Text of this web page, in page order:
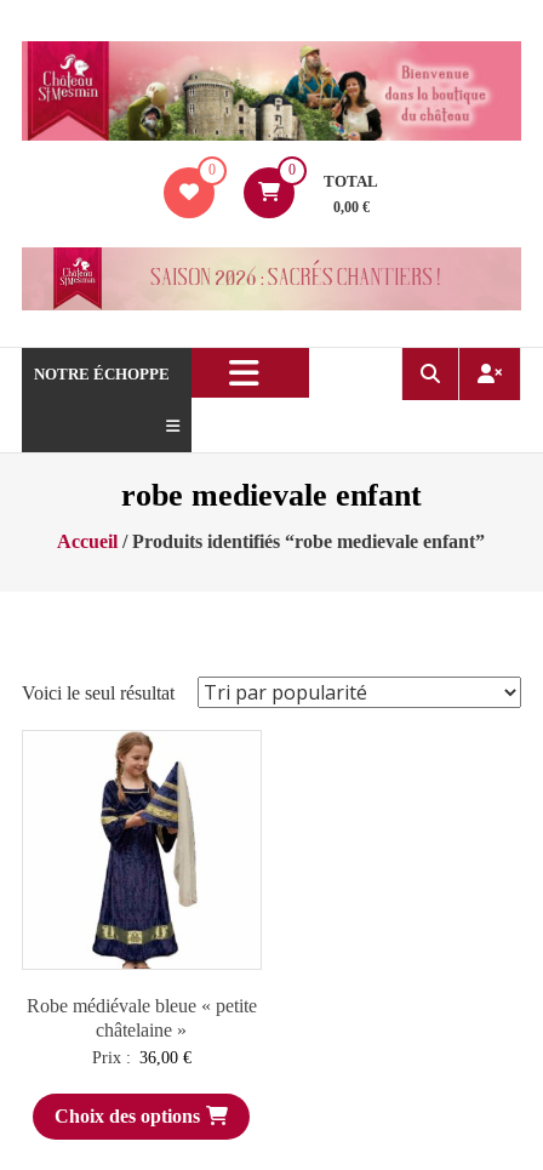
contenu
de
Mesmin
0 0
TOTAL
0,00 €
NOTRE ÉCHOPPE
robe medievale enfant
Accueil / Produits identifiés “robe medievale enfant”
Voici le seul résultat
Robe médiévale bleue « petite
châtelaine »
Prix : 36,00 €
Choix des options